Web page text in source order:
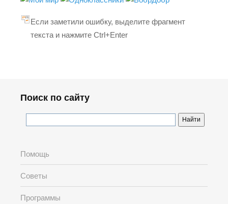
Если заметили ошибку, выделите фрагмент
текста и нажмите Ctrl+Enter
Поиск по сайту
Помощь
Советы
Программы